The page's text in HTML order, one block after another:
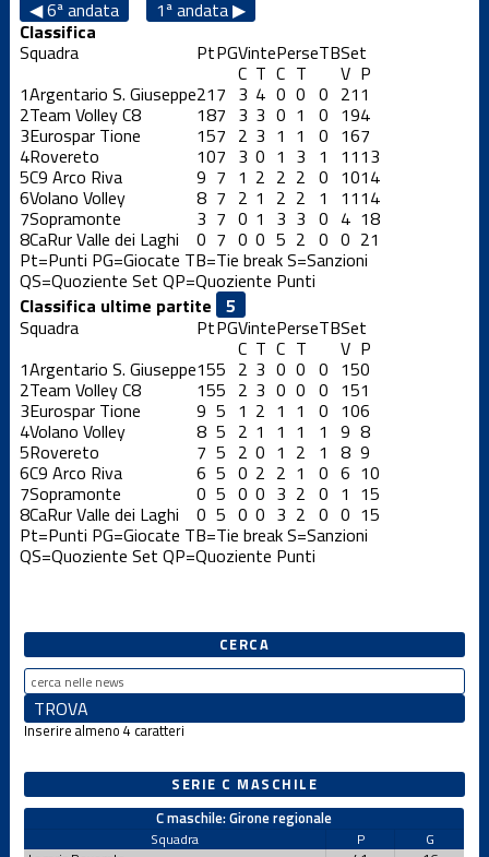
◀ 6ª andata
1ª andata ▶
Classifica
Squadra PtPGVintePerseTBSet
C T C T V P
1Argentario S. Giuseppe217 3 4 0 0 0 211
2Team Volley C8 187 3 3 0 1 0 194
3Eurospar Tione 157 2 3 1 1 0 167
4Rovereto 107 3 0 1 3 1 1113
5C9 Arco Riva 9 7 1 2 2 2 0 1014
6Volano Volley 8 7 2 1 2 2 1 1114
7Sopramonte 3 7 0 1 3 3 0 4 18
8CaRur Valle dei Laghi 0 7 0 0 5 2 0 0 21
Pt=Punti PG=Giocate TB=Tie breakS=Sanzioni
QS=Quoziente Set QP=Quoziente Punti
Classifica ultime partite
Squadra
PtPGVintePerseTBSet
C T C T V P
1Argentario S. Giuseppe155 2 3 0 0 0 150
2Team Volley C8 155 2 3 0 0 0 151
3Eurospar Tione 9 5 1 2 1 1 0 106
4Volano Volley 8 5 2 1 1 1 1 9 8
5Rovereto 7 5 2 0 1 2 1 8 9
6C9 Arco Riva 6 5 0 2 2 1 0 6 10
7Sopramonte 0 5 0 0 3 2 0 1 15
8CaRur Valle dei Laghi 0 5 0 0 3 2 0 0 15
Pt=Punti PG=Giocate TB=Tie breakS=Sanzioni
QS=Quoziente Set QP=Quoziente Punti
CERCA
Inserire almeno 4 caratteri
SERIE C MASCHILE
C maschile: Girone regionale
Squadra P
G